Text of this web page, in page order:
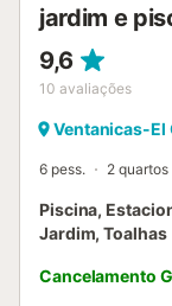
jardim e
9,6
10 avaliações
Ventanicas-El
6 pess. 2 quartos
Piscina,
Jardim, Toalhas
Cancelamento